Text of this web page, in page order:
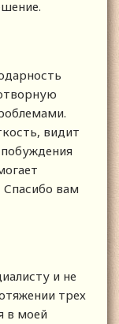
видит
вам
и не
трех
в моей